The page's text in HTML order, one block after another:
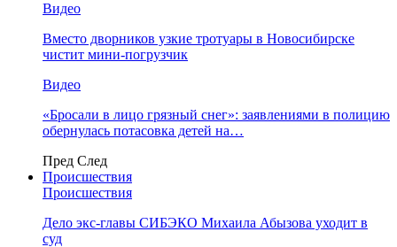
Видео
Вместо дворников узкие тротуары в Новосибирске
чистит мини-погрузчик
Видео
«Бросали в лицо грязный снег»: заявлениями в полицию
обернулась потасовка детей на…
Пред След
Происшествия
Происшествия
Дело экс-главы СИБЭКО Михаила Абызова уходит в
суд